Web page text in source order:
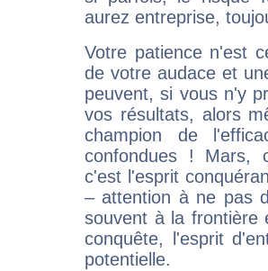
aurez entreprise,
Votre patience n'est
de votre audace et
peuvent, si vous n'y
vos résultats, alors
champion de
confondues ! Mars,
c'est l'esprit
– attention à ne pas
souvent à la frontière
conquête, l'esprit
potentielle.